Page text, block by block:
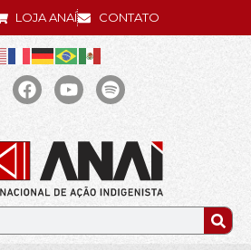
LOJA ANAÍ CONTATO